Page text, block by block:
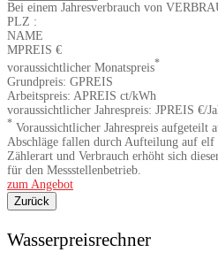
Bei einem Jahresverbrauch von
PLZ :
NAME
MPREIS €
voraussichtlicher Monatspreis*
Grundpreis: GPREIS
Arbeitspreis: APREIS ct/kWh
voraussichtlicher Jahrespreis: JPREIS €/
* Voraussichtlicher Jahrespreis aufgeteilt
Abschläge fallen durch Aufteilung auf elf
Zählerart und Verbrauch erhöht sich
für den Messstellenbetrieb.
zum Angebot
Zurück
Wasserpreisrechner